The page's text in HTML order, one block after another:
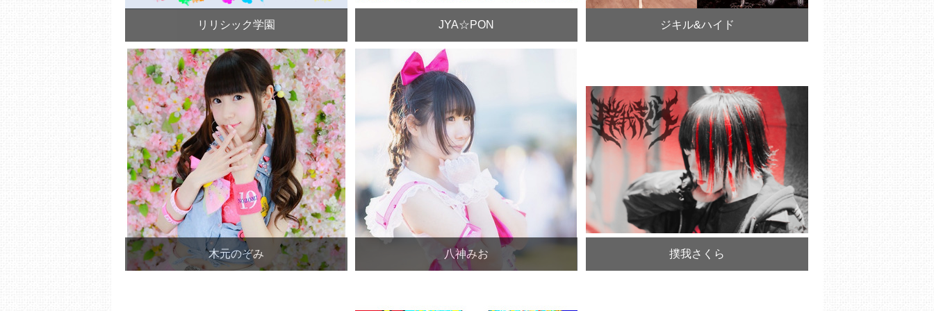
リリシック学園 JYA☆PON ジキル&ハイド
木元のぞみ 八神みお 撲我さくら